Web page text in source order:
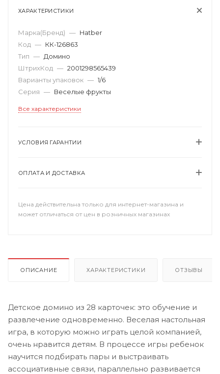
ХАРАКТЕРИСТИКИ
Марка(Бренд) — Hatber
Код — КК-126863
Тип — Домино
ШтрихКод — 2001298565439
Варианты упаковок — 1/6
Серия — Веселые фрукты
Все характеристики
УСЛОВИЯ ГАРАНТИИ
ОПЛАТА И ДОСТАВКА
Цена действительна только для интернет-магазина и
может отличаться от цен в розничных магазинах
ОПИСАНИЕ ХАРАКТЕРИСТИКИ ОТЗЫВЫ
Детское домино из 28 карточек: это обучение и
развлечение одновременно. Веселая настольная
игра, в которую можно играть целой компанией,
очень нравится детям. В процессе игры ребенок
научится подбирать пары и выстраивать
ассоциативные связи, параллельно развивается